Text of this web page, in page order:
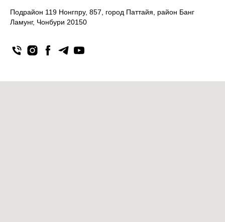
Подрайон 119 Нонгпру, 857, город Паттайя, район Банг
Ламунг, Чонбури 20150